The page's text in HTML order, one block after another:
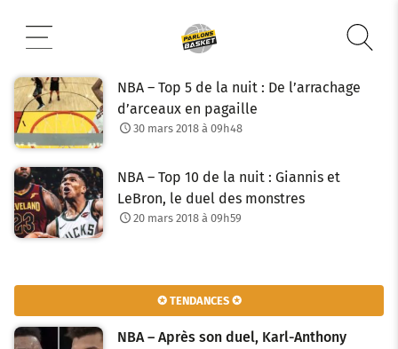
contenu
NBA – Top 5 de la nuit : De l’arrachage
d’arceaux en pagaille
30 mars 2018 à 09h48
NBA – Top 10 de la nuit : Giannis et
LeBron, le duel des monstres
20 mars 2018 à 09h59
✪ TENDANCES ✪
NBA – Après son duel, Karl-Anthony